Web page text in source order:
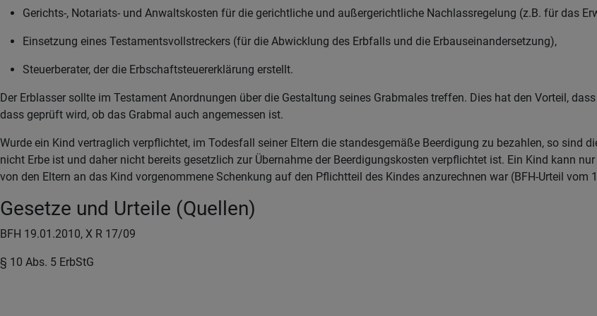
Gerichts-, Notariats- und Anwaltskosten für die gerichtliche und außergerichtliche Nachlassregelung (z.B. für das
Einsetzung eines Testamentsvollstreckers (für die Abwicklung des Erbfalls und die Erbauseinandersetzung),
Steuerberater, der die Erbschaftsteuererklärung erstellt.
Der Erblasser sollte im Testament Anordnungen über die Gestaltung seines Grabmales treffen. Dies hat den Vorteil,
dass geprüft wird, ob das Grabmal auch angemessen ist.
Wurde ein Kind vertraglich verpflichtet, im Todesfall seiner Eltern die standesgemäße Beerdigung zu bezahlen, so sind
nicht Erbe ist und daher nicht bereits gesetzlich zur Übernahme der Beerdigungskosten verpflichtet ist. Ein Kind kann
von den Eltern an das Kind vorgenommene Schenkung auf den Pflichtteil des Kindes anzurechnen war (BFH-Urteil vom
Gesetze und Urteile (Quellen)
BFH 19.01.2010, X R 17/09
§ 10 Abs. 5 ErbStG